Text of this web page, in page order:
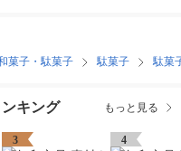
菓子・駄菓子 駄菓子 駄菓
キング もっと見る
3 4